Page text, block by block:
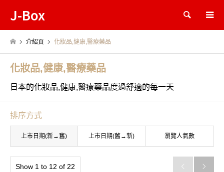
J-Box Search
介紹頁 化妝品,健康,醫療藥品
化妝品,健康,醫療藥品
日本的化妝品,健康,醫療藥品度過舒適的每一天
排序方式
上市日期(新→舊) 上市日期(舊→新) 瀏覽人氣數
Show 1 to 12 of 22  